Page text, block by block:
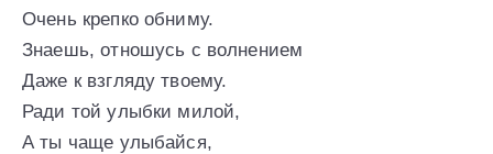
Очень крепко обниму.
Знаешь, отношусь с волнением
Даже к взгляду твоему.
Ради той улыбки милой,
А ты чаще улыбайся,